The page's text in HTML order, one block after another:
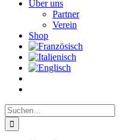
Über uns
Partner
Verein
Shop
Suche
nach: